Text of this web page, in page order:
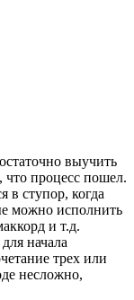
выучить
что процесс пошел.
в ступор, когда
можно исполнить
и т.д.
начала
трех или
несложно,